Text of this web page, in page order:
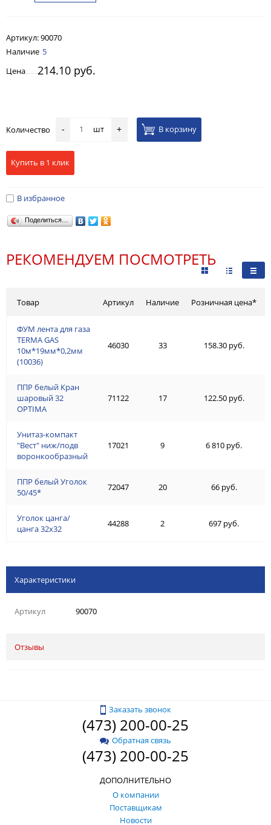
Артикул:90070
Наличие 5
Цена
214.10 руб.
Количество - шт + В корзину
Купить в 1 клик
В избранное
Поделиться…
РЕКОМЕНДУЕМ ПОСМОТРЕТЬ
Товар
ФУМ лента для газа
TERMA GAS
10м*19мм*0,2мм
(10036)
ППР белый Кран
шаровый 32
OPTIMA
Унитаз-компакт
"Вест" ниж/подв
воронкообразный
ППР белый Уголок
50/45*
Уголок цанга/
цанга 32х32
Артикул Наличие Розничная цена*
46030 33 158.30 руб.
71122 17 122.50 руб.
17021 9 6 810 руб.
72047 20 66 руб.
44288 2 697 руб.
Характеристики
Артикул 90070
Отзывы
Заказать звонок
(473) 200-00-25
Обратная связь
(473) 200-00-25
ДОПОЛНИТЕЛЬНО
О компании
Поставщикам
Новости